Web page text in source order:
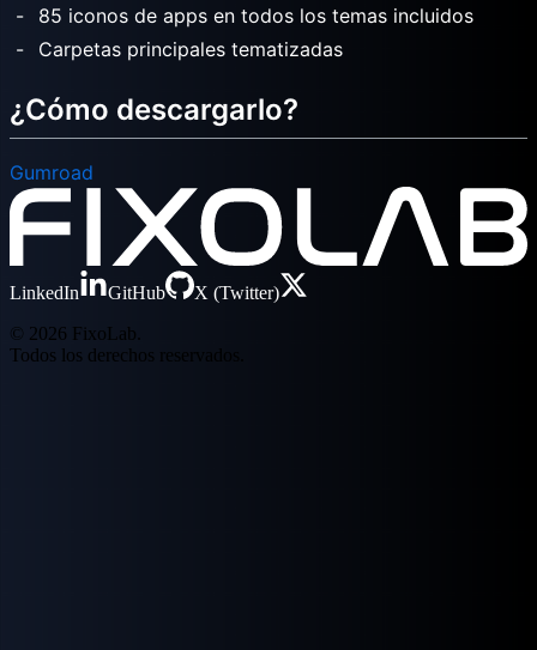
85 iconos de apps en todos los temas incluidos
Carpetas principales tematizadas
¿Cómo descargarlo?
Gumroad
LinkedIn GitHub
X (Twitter)
© 2026 FixoLab.
Todos los derechos reservados.